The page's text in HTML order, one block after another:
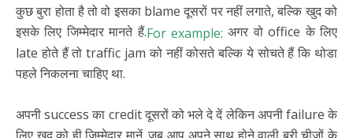
कुछ बुरा होता है तो वो इसका blame दूसरों पर नहीं लगाते, बल्कि खुद को
इसके लिए जिम्मेदार मानते हैं.For example: अगर वो office के लिए
late होते हैं तो traffic jam को नहीं कोसते बल्कि ये सोचते हैं कि थोडा
पहले निकलना चाहिए था.
अपनी success का credit दूसरों को भले दे दें लेकिन अपनी failure के